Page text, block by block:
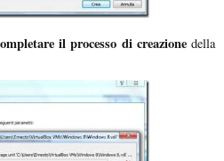
il processo di creazionedella